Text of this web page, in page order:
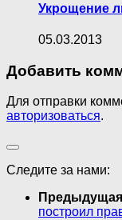
Укрощение
05.03.2013
Добавить
Для отправки
авторизоваться.
Следите за нами:
построил